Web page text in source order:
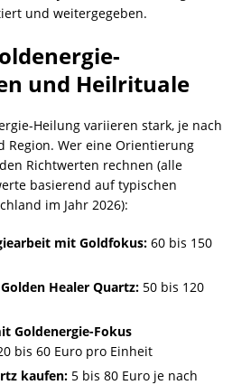
und weitergegeben.
und Heilrituale
Heilung variieren stark, je nach
Region. Wer eine Orientierung
Richtwerten rechnen (alle
basierend auf typischen
im Jahr 2026):
mit Goldfokus: 60 bis 150
Healer Quartz: 50 bis 120
Goldenergie-Fokus
bis 60 Euro pro Einheit
kaufen: 5 bis 80 Euro je nach